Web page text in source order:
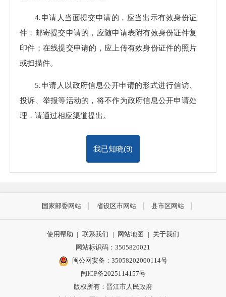
4.申请人当面提交申请的，应当出示有效身份证
件；邮寄提交申请的，应随申请表附有效身份证件复
印件；在线提交申请的，应上传有效身份证件的照片
或扫描件。
5.申请人以政府信息公开申请的形式进行信访、
投诉、举报等活动的，将不作为政府信息公开申请处
理，请通过相应渠道提出。
我已知晓(8)
国家部委网站 省设区市网站 县市区网站
使用帮助 | 联系我们 | 网站地图 | 关于我们
网站标识码：3505820021
闽公网安备：35058202000114号
闽ICP备2025114157号
版权所有：晋江市人民政府